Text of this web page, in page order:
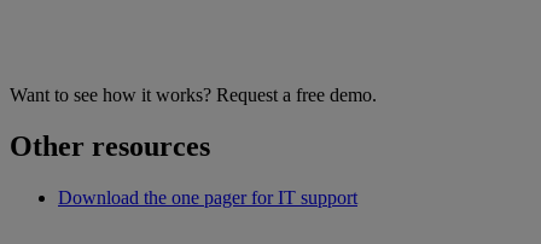
Want to see how it works? Request a free demo.
Other resources
Download the one pager for IT support